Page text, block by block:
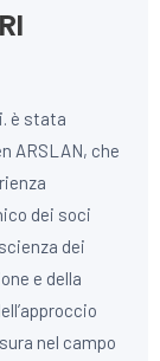
è stata
ARSLAN, che
dei soci
dei
e della
nel campo